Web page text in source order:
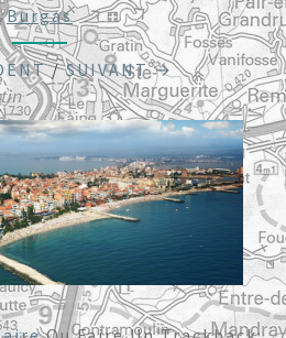
Burgas
/SUIVANT →